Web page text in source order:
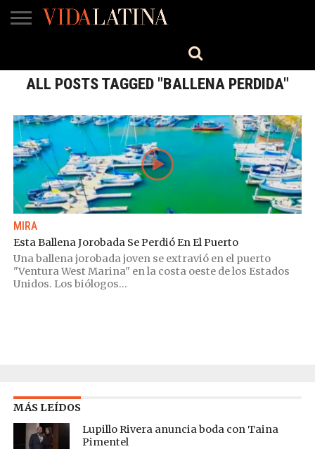
TV
ALL POSTS TAGGED "BALLENA PERDIDA"
MIRA
Esta Ballena Jorobada Se Perdió En El Puerto
Una ballena jorobada joven se extravió en el puerto
"Ventura West Marina" en la costa oeste de los Estados
Unidos. Los biólogos...
MÁS LEÍDOS
Lupillo Rivera anuncia boda con Taina
Pimentel